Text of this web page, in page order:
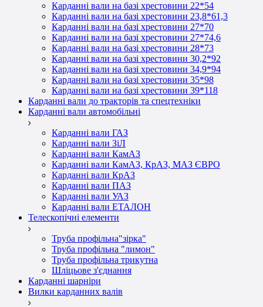
Карданні вали на базі хрестовини 22*54
Карданні вали на базі хрестовини 23,8*61,3
Карданні вали на базі хрестовини 27*70
Карданні вали на базі хрестовини 27*74,6
Карданні вали на базі хрестовини 28*73
Карданні вали на базі хрестовини 30,2*92
Карданні вали на базі хрестовини 34,9*94
Карданні вали на базі хрестовини 35*98
Карданні вали на базі хрестовини 39*118
Карданні вали до тракторів та спецтехніки
Карданні вали автомобільні
Карданні вали ГАЗ
Карданні вали ЗіЛ
Карданні вали КамАЗ
Карданні вали КамАЗ, КрАЗ, МАЗ ЄВРО
Карданні вали КрАЗ
Карданні вали ПАЗ
Карданні вали УАЗ
Карданні вали ЕТАЛОН
Телескопічні елементи
Труба профільна"зірка"
Труба профільна "лимон"
Труба профільна трикутна
Шліцьове з'єднання
Карданні шарніри
Вилки карданних валів